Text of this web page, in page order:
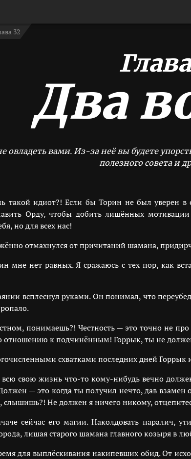
32
Два
овладеть вами. Из-за неё вы будете
полезного совета и
такой идиот?! Если бы Торин не был уверен в
Орду, чтобы добить лишённых
но для всех нас!
отмахнулся от причитаний шамана,
мне нет равных. Я сражаюсь с тех пор, как
всплеснул руками. Он понимал, что
понимаешь?! Честность — это точно не
отношению к подчинённым! Горрык, ты не
схватками последних дней Горрык
свою жизнь что-то кому-нибудь вечно
— это когда ты получил нечто, дав
слышишь?! Не должен я ничего никому,
сейчас его магии. Наколдовать паралич,
лишая старого шамана главного козыря в
для выплёскивания накипевших обид. От